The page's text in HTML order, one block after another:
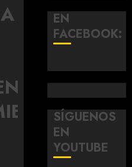
EN
FACEBOOK:
SÍGUENOS
EN
YOUTUBE